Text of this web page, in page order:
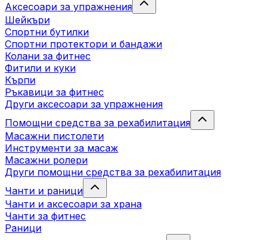
Аксесоари за упражнения
Шейкъри
Спортни бутилки
Спортни протектори и бандажи
Колани за фитнес
Фитили и куки
Кърпи
Ръкавици за фитнес
Други аксесоари за упражнения
Помощни средства за рехабилитация
Масажни пистолети
Инструменти за масаж
Масажни ролери
Други помощни средства за рехабилитация
Чанти и раници
Чанти и аксесоари за храна
Чанти за фитнес
Раници